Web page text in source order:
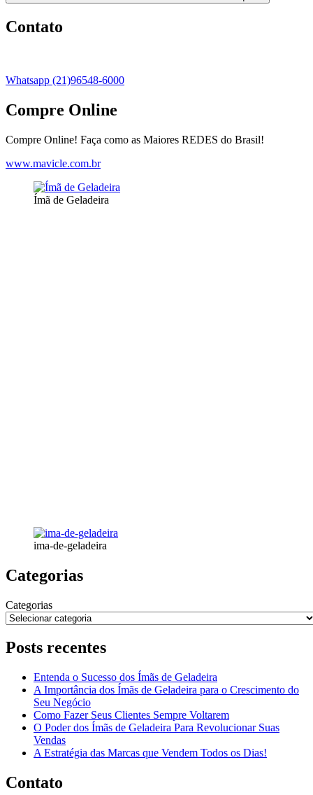
Contato
Whatsapp (21)96548-6000
Compre Online
Compre Online! Faça como as Maiores REDES do Brasil!
www.mavicle.com.br
Ímã de Geladeira
ima-de-geladeira
Categorias
Categorias
Posts recentes
Entenda o Sucesso dos Ímãs de Geladeira
A Importância dos Ímãs de Geladeira para o Crescimento do
Seu Negócio
Como Fazer Seus Clientes Sempre Voltarem
O Poder dos Ímãs de Geladeira Para Revolucionar Suas
Vendas
A Estratégia das Marcas que Vendem Todos os Dias!
Contato